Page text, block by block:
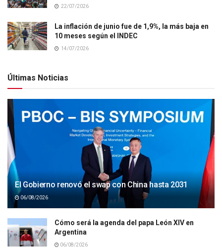
22/07/2026
La inflación de junio fue de 1,9%, la más baja en
10 meses según el INDEC
14/07/2026
Últimas Noticias
El Gobierno renovó el swap con China hasta 2031
06/08/2026
Cómo será la agenda del papa León XIV en
Argentina
06/08/2026